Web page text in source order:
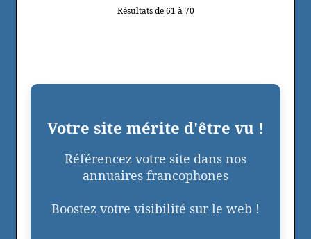
Résultats de 61 à 70
Votre site mérite d'être vu !
Référencez votre site dans nos
annuaires francophones
Boostez votre visibilité sur le web !